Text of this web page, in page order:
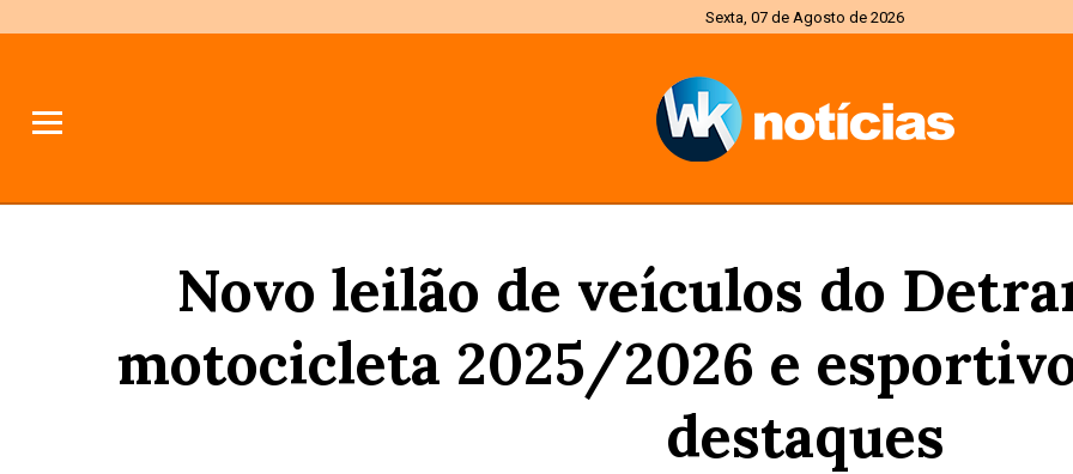
Sexta, 07 de Agosto de 2026
Novo leilão de veículos do
motocicleta 2025/2026 e
destaques